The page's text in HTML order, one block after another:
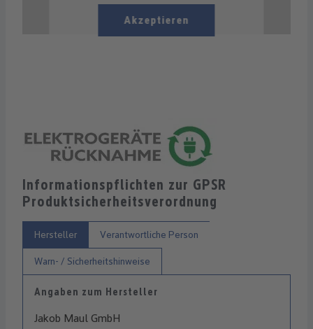
Akzeptieren
Informationspflichten zur GPSR
Produktsicherheitsverordnung
Hersteller Verantwortliche Person
Warn- / Sicherheitshinweise
Angaben zum Hersteller
Jakob Maul GmbH